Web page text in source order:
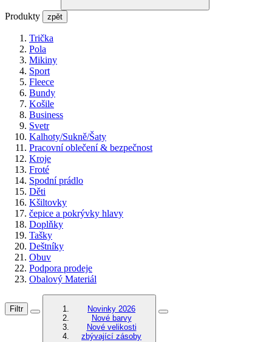
Produkty zpět
Trička
Pola
Mikiny
Sport
Fleece
Bundy
Košile
Business
Svetr
Kalhoty/Sukně/Šaty
Pracovní oblečení & bezpečnost
Kroje
Froté
Spodní prádlo
Děti
Kšiltovky
čepice a pokrývky hlavy
Doplňky
Tašky
Deštníky
Obuv
Podpora prodeje
Obalový Materiál
Filtr
Novinky 2026
Nové barvy
Nové velikosti
zbývající zásoby